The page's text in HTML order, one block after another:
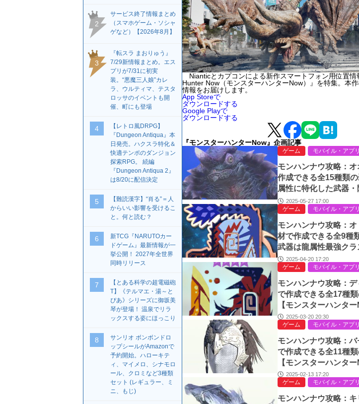
Nianticとカプコンによる新作スマートフォン用位置情
Hunter Now（モンスターハンターNow）』を特集。本
情報をお届けします。
App Storeで
ダウンロードする
Google Playで
ダウンロードする
『モンスターハンターNow』企画記事
ゲーム モバイル・アプリ
モンハンナウ攻略：
作成できる全15種類
属性に特化した武器
は？【モンスターハン
8】
2025-05-27 17:00
ゲーム モバイル・アプリ
モンハンナウ攻略：
材で作成できる全9種
武器は龍属性最強ク
不抜」は微妙⁉【モン
w日記#37】
2025-04-20 17:20
ゲーム モバイル・アプリ
モンハンナウ攻略：
で作成できる全17種
【モンスターハンタ
2025-03-20 20:30
ゲーム モバイル・アプリ
モンハンナウ攻略：
で作成できる全11種
【モンスターハンタ
2025-02-13 17:20
ゲーム モバイル・アプリ
モンハンナウ攻略：
2
サービス終了情報まとめ
（スマホゲーム・ソシャ
ゲなど）【2026年8月】
3
『転スラ まおりゅう』
7/29新情報まとめ。エス
プリが7/31に初実
装。“悪魔三人娘”カレ
ラ、ウルティマ、テスタ
ロッサのイベントも開
催、町にも登場
4
【レトロ風DRPG】
『Dungeon Antiqua』本
日発売。ハクスラ特化＆
快適テンポのダンジョン
探索RPG。 続編
『Dungeon Antiqua 2』
は8/20に配信決定
5
【難読漢字】“肖る”＝人
からいい影響を受けるこ
と。何と読む？
6
新TCG『NARUTOカー
ドゲーム』最新情報が一
挙公開！ 2027年全世界
同時リリース
7
【とある科学の超電磁砲
T】《テルマエ・湯～と
ぴあ》シリーズに御坂美
琴が登場！ 温泉でリラ
ックスする姿にほっこり
8
サンリオ ボンボンドロ
ップシールがAmazonで
予約開始。ハローキテ
ィ、マイメロ、シナモロ
ール、クロミなど3種類
セット (レギュラー、ミ
ニ、もじ)